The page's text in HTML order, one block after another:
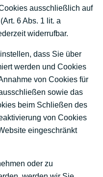
ausschließlich auf
6 Abs. 1 lit. a
widerrufbar.
dass Sie über
werden und Cookies
von Cookies für
sowie das
beim Schließen des
von Cookies
eingeschränkt
oder zu